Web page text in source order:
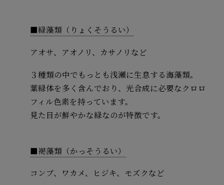
■緑藻類（りょくそうるい）
アオサ、アオノリ、カサノリなど
３種類の中でもっとも浅瀬に生息する海藻類。
葉緑体を多く含んでおり、光合成に必要なクロロ
フィル色素を持っています。
見た目が鮮やかな緑なのが特徴です。
■褐藻類（かっそうるい）
コンブ、ワカメ、ヒジキ、モズクなど